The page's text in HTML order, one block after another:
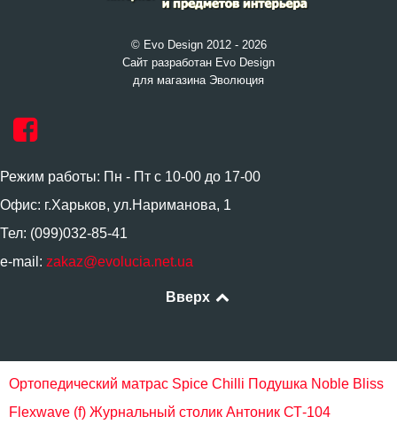
© Evo Design 2012 - 2026
Сайт разработан Evo Design
для магазина Эволюция
Режим работы: Пн - Пт с 10-00 до 17-00
Офис: г.Харьков, ул.Нариманова, 1
Тел: (099)032-85-41
e-mail: zakaz@evolucia.net.ua
Вверх
Ортопедический матрас Spice Chilli Подушка Noble Bliss
Flexwave (f) Журнальный столик Антоник СТ-104